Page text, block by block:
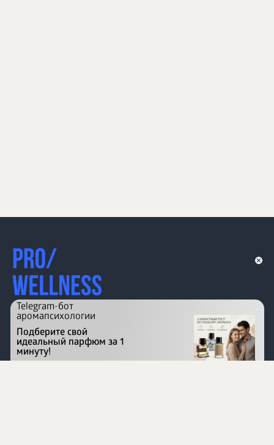
Перейти на сайт
Telegram-бот
аромапсихологии
Подберите свой
идеальный парфюм за 1
минуту!